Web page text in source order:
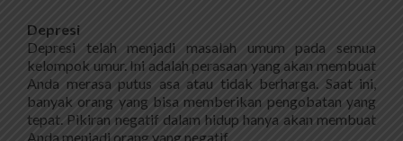
Depresi
Depresi telah menjadi masalah umum pada semua
kelompok umur. Ini adalah perasaan yang akan membuat
Anda merasa putus asa atau tidak berharga. Saat ini,
banyak orang yang bisa memberikan pengobatan yang
tepat. Pikiran negatif dalam hidup hanya akan membuat
Anda menjadi orang yang negatif.